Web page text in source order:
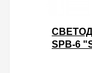
SPB-6